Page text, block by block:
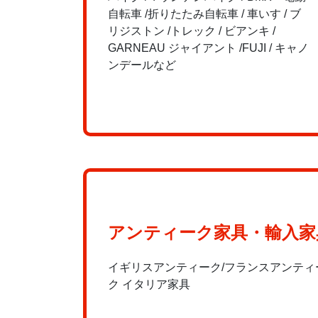
自転車 /折りたたみ自転車 / 車いす / ブ
リジストン /トレック / ビアンキ /
GARNEAU ジャイアント /FUJI / キャノ
ンデールなど
アンティーク家具・輸入
イギリスアンティーク/フランスアンティ
ク イタリア家具